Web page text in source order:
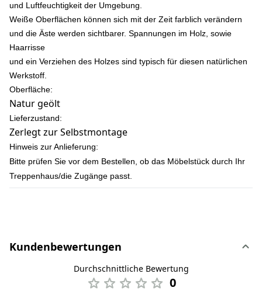
und Luftfeuchtigkeit der Umgebung.
Weiße Oberflächen können sich mit der Zeit farblich verändern
und die Äste werden sichtbarer. Spannungen im Holz, sowie
Haarrisse
und ein Verziehen des Holzes sind typisch für diesen natürlichen
Werkstoff.
Oberfläche:
Natur geölt
Lieferzustand:
Zerlegt zur Selbstmontage
Hinweis zur Anlieferung:
Bitte prüfen Sie vor dem Bestellen, ob das Möbelstück durch Ihr
Treppenhaus/die Zugänge passt.
Kundenbewertungen
Durchschnittliche Bewertung
0